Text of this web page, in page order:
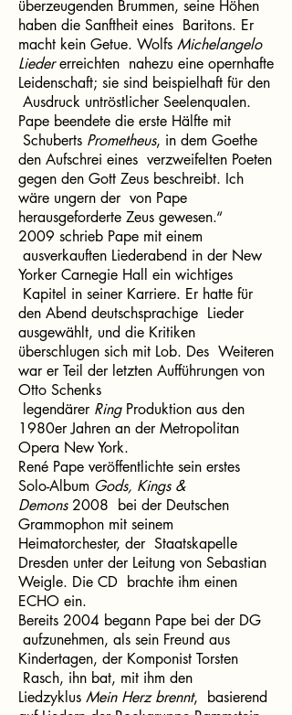
überzeugenden Brummen, seine Höhen
haben die Sanftheit eines Baritons. Er
macht kein Getue. Wolfs Michelangelo
Liedererreichten nahezu eine opernhafte
Leidenschaft; sie sind beispielhaft für den
Ausdruck untröstlicher Seelenqualen.
Pape beendete die erste Hälfte mit
Schuberts Prometheus, in dem Goethe
den Aufschrei eines verzweifelten Poeten
gegen den Gott Zeus beschreibt. Ich
wäre ungern der von Pape
herausgeforderte Zeus gewesen.“
2009 schrieb Pape mit einem
ausverkauften Liederabend in der New
Yorker Carnegie Hall ein wichtiges
Kapitel in seiner Karriere. Er hatte für
den Abend deutschsprachige Lieder
ausgewählt, und die Kritiken
überschlugen sich mit Lob. Des Weiteren
war er Teil der letzten Aufführungen von
Otto Schenks
legendärer RingProduktion aus den
1980er Jahren an der Metropolitan
Opera New York.
René Pape veröffentlichte sein erstes
Solo-Album Gods, Kings &
Demons2008 bei der Deutschen
Grammophon mit seinem
Heimatorchester, der Staatskapelle
Dresden unter der Leitung von Sebastian
Weigle. Die CD brachte ihm einen
ECHO ein.
Bereits 2004 begann Pape bei der DG
aufzunehmen, als sein Freund aus
Kindertagen, der Komponist Torsten
Rasch, ihn bat, mit ihm den
Liedzyklus Mein Herz brennt, basierend